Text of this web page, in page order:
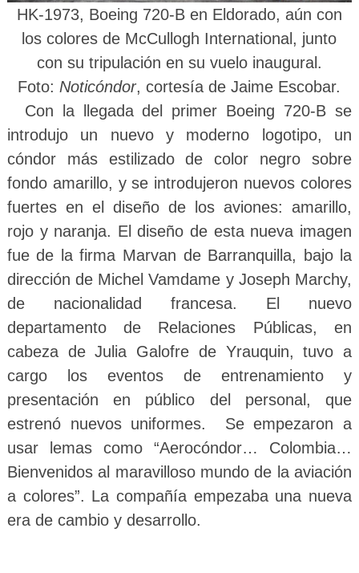
HK-1973, Boeing 720-B en Eldorado, aún con
los colores de McCullogh International, junto
con su tripulación en su vuelo inaugural.
Foto: Noticóndor, cortesía de Jaime Escobar.
Con la llegada del primer Boeing 720-B se
introdujo un nuevo y moderno logotipo, un
cóndor más estilizado de color negro sobre
fondo amarillo, y se introdujeron nuevos colores
fuertes en el diseño de los aviones: amarillo,
rojo y naranja. El diseño de esta nueva imagen
fue de la firma Marvan de Barranquilla, bajo la
dirección de Michel Vamdame y Joseph Marchy,
de nacionalidad francesa. El nuevo
departamento de Relaciones Públicas, en
cabeza de Julia Galofre de Yrauquin, tuvo a
cargo los eventos de entrenamiento y
presentación en público del personal, que
estrenó nuevos uniformes. Se empezaron a
usar lemas como “Aerocóndor… Colombia…
Bienvenidos al maravilloso mundo de la aviación
a colores”. La compañía empezaba una nueva
era de cambio y desarrollo.